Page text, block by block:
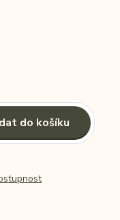
do košíku